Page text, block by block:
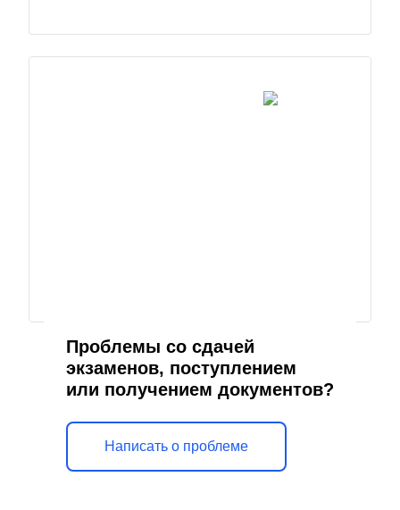
Проблемы со сдачей
экзаменов, поступлением
или получением документов?
Написать о проблеме